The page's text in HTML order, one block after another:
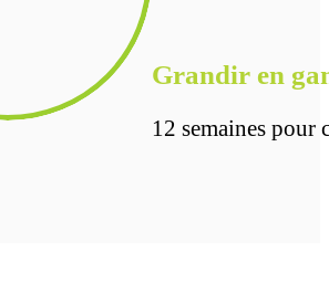
Grandir en
12 semaines pour